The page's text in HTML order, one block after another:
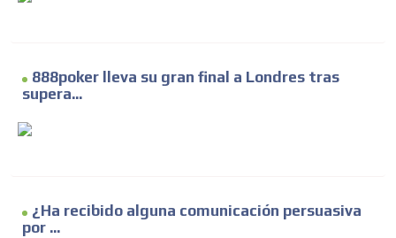
888poker lleva su gran final a Londres tras
supera...
¿Ha recibido alguna comunicación persuasiva
por ...